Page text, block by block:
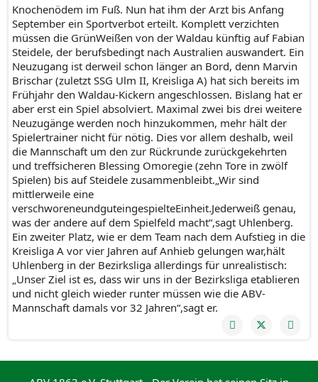
Knochenödem im Fuß. Nun hat ihm der Arzt bis Anfang
September ein Sportverbot erteilt. Komplett verzichten
müssen die GrünWeißen von der Waldau künftig auf Fabian
Steidele, der berufsbedingt nach Australien auswandert. Ein
Neuzugang ist derweil schon länger an Bord, denn Marvin
Brischar (zuletzt SSG Ulm II, Kreisliga A) hat sich bereits im
Frühjahr den Waldau-Kickern angeschlossen. Bislang hat er
aber erst ein Spiel absolviert. Maximal zwei bis drei weitere
Neuzugänge werden noch hinzukommen, mehr hält der
Spielertrainer nicht für nötig. Dies vor allem deshalb, weil
die Mannschaft um den zur Rückrunde zurückgekehrten
und treffsicheren Blessing Omoregie (zehn Tore in zwölf
Spielen) bis auf Steidele zusammenbleibt.„Wir sind
mittlerweile eine
verschworeneundguteingespielteEinheit.Jederweiß genau,
was der andere auf dem Spielfeld macht“,sagt Uhlenberg.
Ein zweiter Platz, wie er dem Team nach dem Aufstieg in die
Kreisliga A vor vier Jahren auf Anhieb gelungen war,hält
Uhlenberg in der Bezirksliga allerdings für unrealistisch:
„Unser Ziel ist es, dass wir uns in der Bezirksliga etablieren
und nicht gleich wieder runter müssen wie die ABV-
Mannschaft damals vor 32 Jahren“,sagt er.